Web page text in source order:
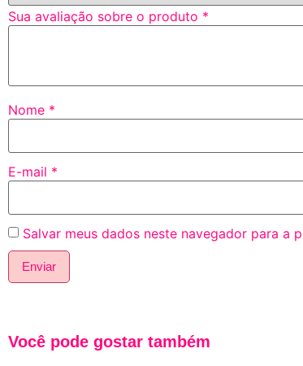
Sua avaliação sobre o produto *
Nome *
E-mail *
Salvar meus dados neste navegador para a
Você pode gostar também